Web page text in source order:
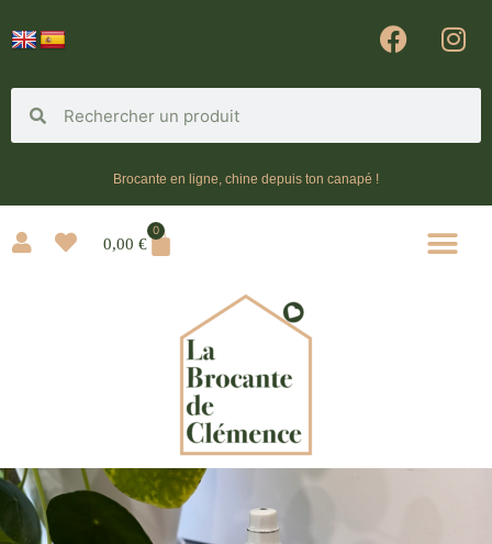
Brocante en ligne, chine depuis ton canapé !
0,00 €
0